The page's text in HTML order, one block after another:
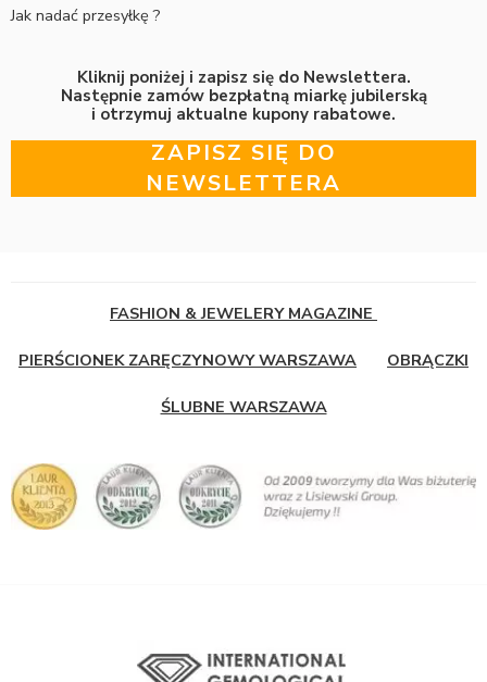
Jak nadać przesyłkę ?
Kliknij poniżej i zapisz się do Newslettera.
Następnie zamów bezpłatną miarkę jubilerską
i otrzymuj aktualne kupony rabatowe.
ZAPISZ SIĘ DO
NEWSLETTERA
FASHION & JEWELERY MAGAZINE
PIERŚCIONEK ZARĘCZYNOWY WARSZAWA OBRĄCZKI
ŚLUBNE WARSZAWA